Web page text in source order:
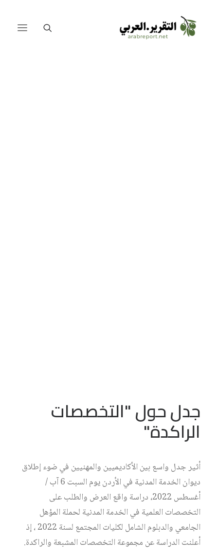
جدل حول "التخصصات
الراكدة"
أثير جدل واسع بين الأكاديميين والمهنيين في ضوء إطلاق
ديوان الخدمة المدنية في الأردن يوم السبت 6 آب /
أغسطس 2022، دراسة واقع العرض والطلب على
التخصصات العلمية في الخدمة المدنية لحملة المؤهل
الجامعي والدبلوم الشامل لكليات المجتمع لسنة 2022 ، إذ
أعلنت الدراسة عن مجموعة التخصصات المشبعة والراكدة.